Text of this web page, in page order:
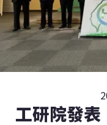
工研院發